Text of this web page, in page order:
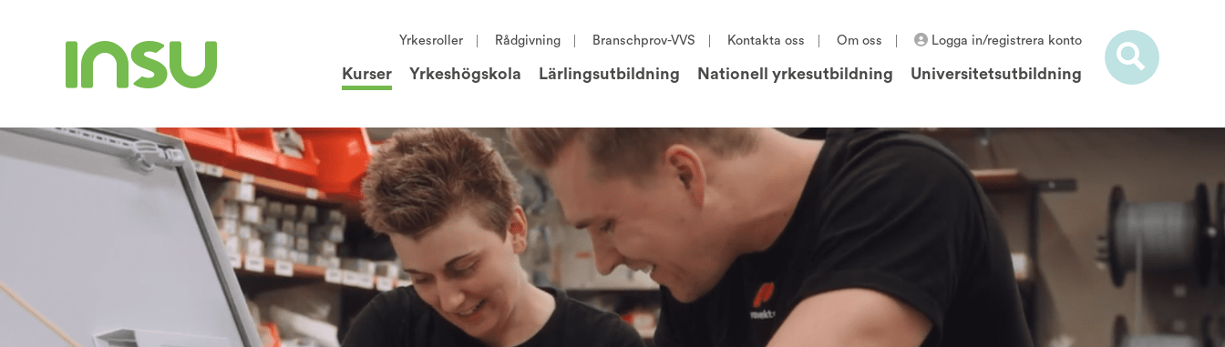
Yrkesroller Rådgivning Branschprov-VVS Kontakta oss Om oss Logga in/registrera konto
Kurser Yrkeshögskola Lärlingsutbildning Nationell yrkesutbildning Universitetsutbildning